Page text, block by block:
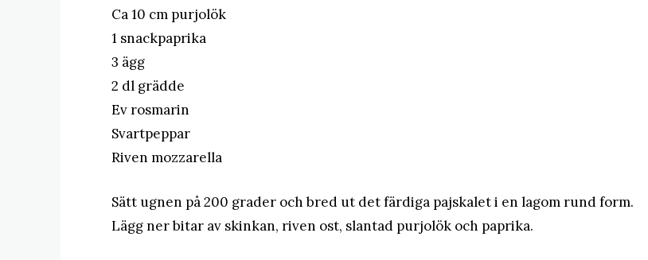
Ca 10 cm purjolök
1 snackpaprika
3 ägg
2 dl grädde
Ev rosmarin
Svartpeppar
Riven mozzarella
Sätt ugnen på 200 grader och bred ut det färdiga pajskalet i en lagom rund form.
Lägg ner bitar av skinkan, riven ost, slantad purjolök och paprika.